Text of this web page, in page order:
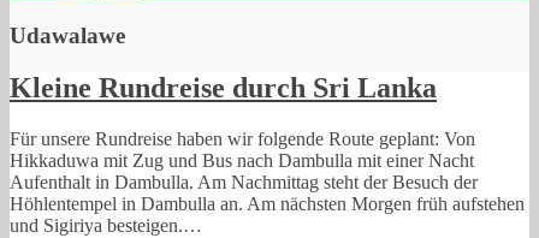
Udawalawe
Kleine Rundreise durch Sri Lanka
Für unsere Rundreise haben wir folgende Route geplant: Von
Hikkaduwa mit Zug und Bus nach Dambulla mit einer Nacht
Aufenthalt in Dambulla. Am Nachmittag steht der Besuch der
Höhlentempel in Dambulla an. Am nächsten Morgen früh aufstehen
und Sigiriya besteigen.…